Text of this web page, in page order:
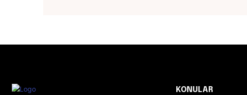
KONULAR